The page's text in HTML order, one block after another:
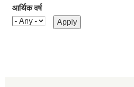
आर्थिक वर्ष